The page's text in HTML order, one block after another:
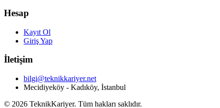
Hesap
Kayıt Ol
Giriş Yap
İletişim
bilgi@teknikkariyer.net
Mecidiyeköy - Kadıköy, İstanbul
© 2026 TeknikKariyer. Tüm hakları saklıdır.